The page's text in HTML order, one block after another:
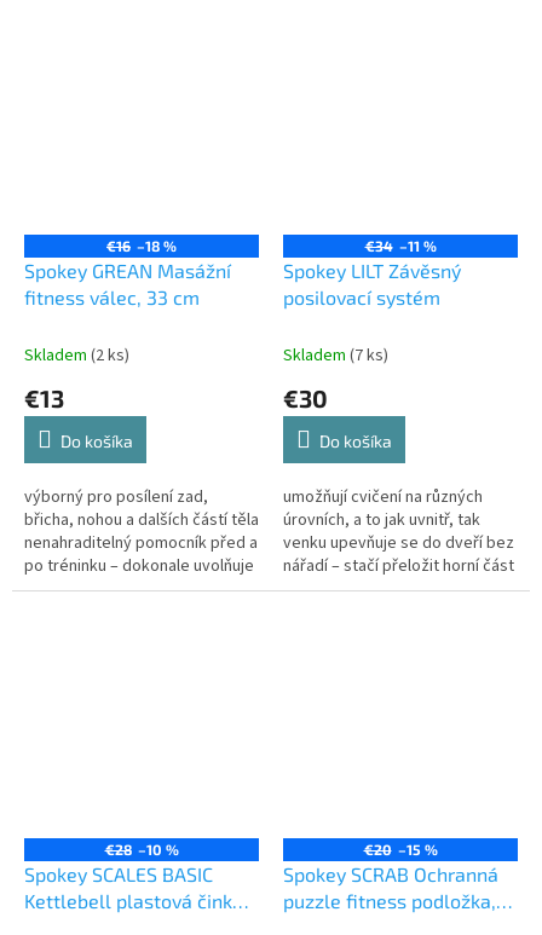
€16 –18 %
Spokey GREAN Masážní
fitness válec, 33 cm
Skladem (2 ks)
€13
Do košíka
výborný pro posílení zad,
břicha, nohou a dalších částí těla
nenahraditelný pomocník před a
po tréninku – dokonale uvolňuje
svaly vyroben z inovativního
€34 –11 %
Spokey LILT Závěsný
posilovací systém
Skladem (7 ks)
€30
Do košíka
umožňují cvičení na různých
úrovních, a to jak uvnitř, tak
venku upevňuje se do dveří bez
nářadí – stačí přeložit horní část
přes dveře a zavřít je umožňuje
€28 –10 %
Spokey SCALES BASIC
Kettlebell plastová činka,
€20 –15 %
Spokey SCRAB Ochranná
puzzle fitness podložka,